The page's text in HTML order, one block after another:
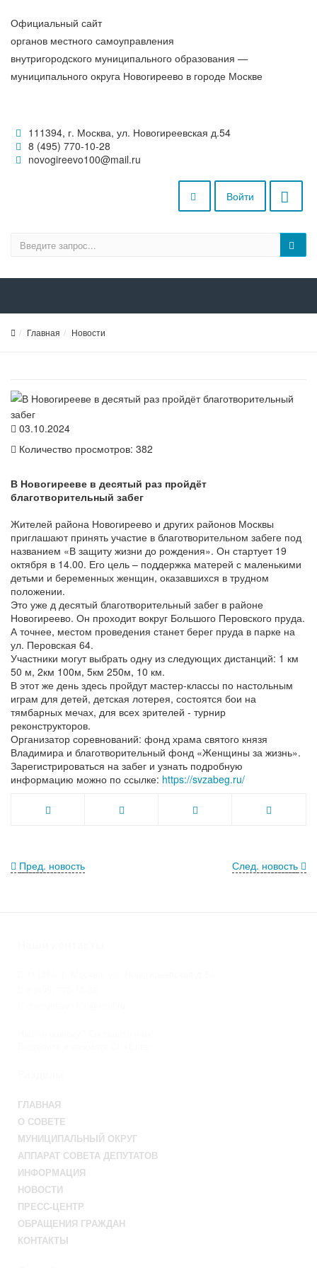
Официальный сайт
органов местного самоуправления
внутригородского муниципального образования —
муниципального округа Новогиреево в городе Москве
111394, г. Москва, ул. Новогиреевская д.54
8 (495) 770-10-28
novogireevo100@mail.ru
Войти
Главная Новости
03.10.2024
Количество просмотров: 382
В Новогирееве в десятый раз пройдёт
благотворительный забег
Жителей района Новогиреево и других районов Москвы
приглашают принять участие в благотворительном забеге под
названием «В защиту жизни до рождения». Он стартует 19
октября в 14.00. Его цель – поддержка матерей с маленькими
детьми и беременных женщин, оказавшихся в трудном
положении.
Это уже д десятый благотворительный забег в районе
Новогиреево. Он проходит вокруг Большого Перовского пруда.
А точнее, местом проведения станет берег пруда в парке на
ул. Перовская 64.
Участники могут выбрать одну из следующих дистанций: 1 км
50 м, 2км 100м, 5км 250м, 10 км.
В этот же день здесь пройдут мастер-классы по настольным
играм для детей, детская лотерея, состоятся бои на
тямбарных мечах, для всех зрителей - турнир
реконструкторов.
Организатор соревнований: фонд храма святого князя
Владимира и благотворительный фонд «Женщины за жизнь».
Зарегистрироваться на забег и узнать подробную
информацию можно по ссылке: https://svzabeg.ru/
След. новость
Пред. новость
ГЛАВНАЯ
О СОВЕТЕ
МУНИЦИПАЛЬНЫЙ ОКРУГ
АППАРАТ СОВЕТА ДЕПУТАТОВ
ИНФОРМАЦИЯ
НОВОСТИ
ПРЕСС-ЦЕНТР
ОБРАЩЕНИЯ ГРАЖДАН
КОНТАКТЫ